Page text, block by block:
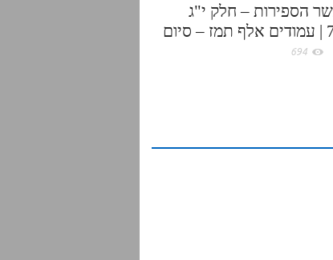
הספירות – חלק י"ג
694